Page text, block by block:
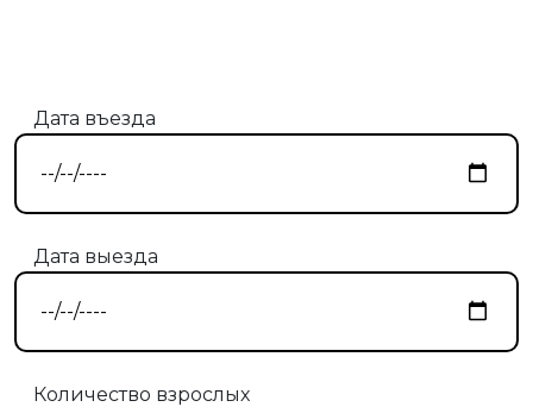
Дата въезда
Дата выезда
Количество взрослых